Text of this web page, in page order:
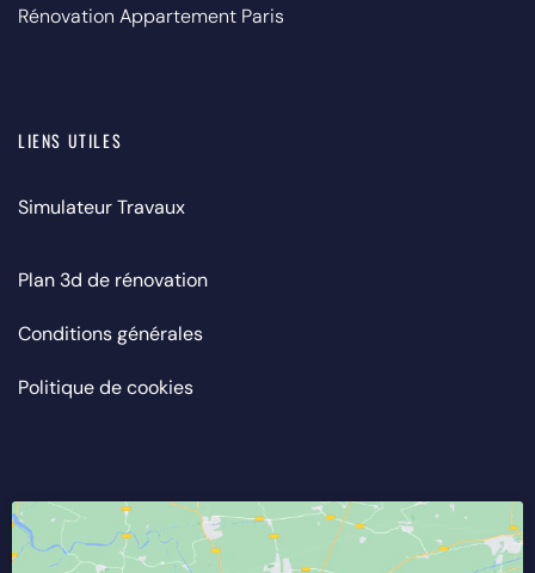
Rénovation Appartement Paris
LIENS UTILES
Simulateur Travaux
Plan 3d de rénovation
Conditions générales
Politique de cookies